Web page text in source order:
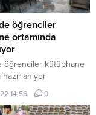
öğrenciler
ortamında
öğrenciler kütüphane
14:56 0